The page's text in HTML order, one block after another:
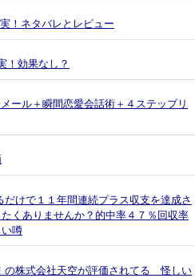
！ネタバレとレビュー
効果なし？
ール＋瞬間恋愛会話術＋４ステップリ
けで１１年間連続プラス収支を達成さ
くありませんか？的中率４７％回収率
噂
の株式会社天空が評価されてる 怪しい